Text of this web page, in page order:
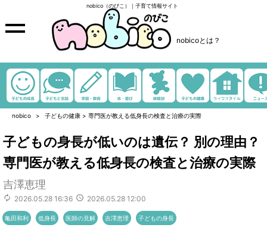
nobico（のびこ）｜子育て情報サイト
nobicoとは？
nobico 子どもの健康 > 専門医が教える低身長の検査と治療の実際
子どもの身長が低いのは遺伝？ 別の理由？
専門医が教える低身長の検査と治療の実際
吉澤恵理
2026.05.28 16:36 2026.05.28 12:00
亀田和利 低身長 医師の見解 吉澤恵理 子どもの身長